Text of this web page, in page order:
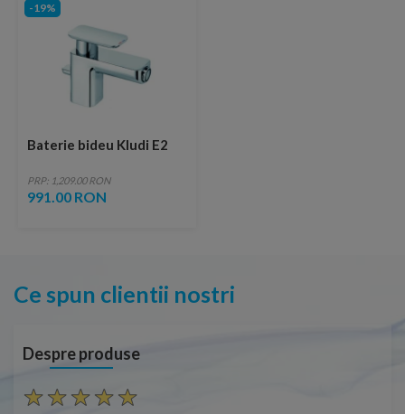
-19%
Baterie bideu Kludi E2
PRP: 1,209.00 RON
991.00 RON
Ce spun clientii nostri
Despre produse